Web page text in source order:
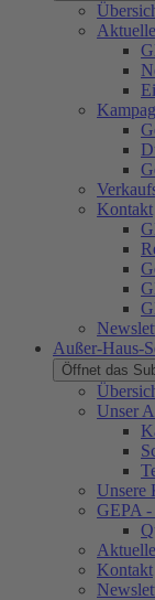
Kontakt
Außer-Haus-
Öffnet das
Unser
Unsere
GEPA
Kontakt